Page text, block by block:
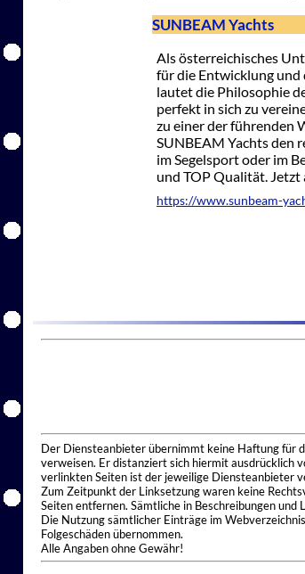
SUNBEAM Yachts
Als österreichisches
für die Entwicklung und
lautet die Philosophie
perfekt in sich zu
zu einer der führenden
SUNBEAM Yachts den
im Segelsport oder im
und TOP Qualität. Jetzt
https://www.sunbeam-
Der Diensteanbieter übernimmt keine Haftung für
verweisen. Er distanziert sich hiermit ausdrücklich
verlinkten Seiten ist der jeweilige Diensteanbieter
Zum Zeitpunkt der Linksetzung waren keine
Seiten entfernen. Sämtliche in Beschreibungen
Die Nutzung sämtlicher Einträge im
Folgeschäden übernommen.
Alle Angaben ohne Gewähr!